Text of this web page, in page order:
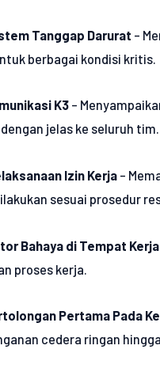
Tanggap Darurat –
berbagai kondisi kritis.
K3–
jelas ke seluruh tim.
Izin Kerja–
sesuai prosedur
Bahaya di Tempat Kerja
proses kerja.
Pertama Pada
cedera ringan